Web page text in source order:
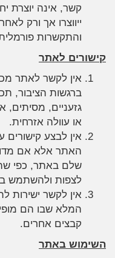
קשר, אינה יוצרת
ייווצרו אך ורק
והתקשרות
קישורים לאתר
אין לקשר לאתר
ברגשות הציבור,
גזעניים, מסיתים,
או עוולה אזרחית.
האתר אלא אם
לצפות ולהשתמש
אין לקשר ישירות
המלא שבו הם
קבצים אחרים.
השימוש באתר